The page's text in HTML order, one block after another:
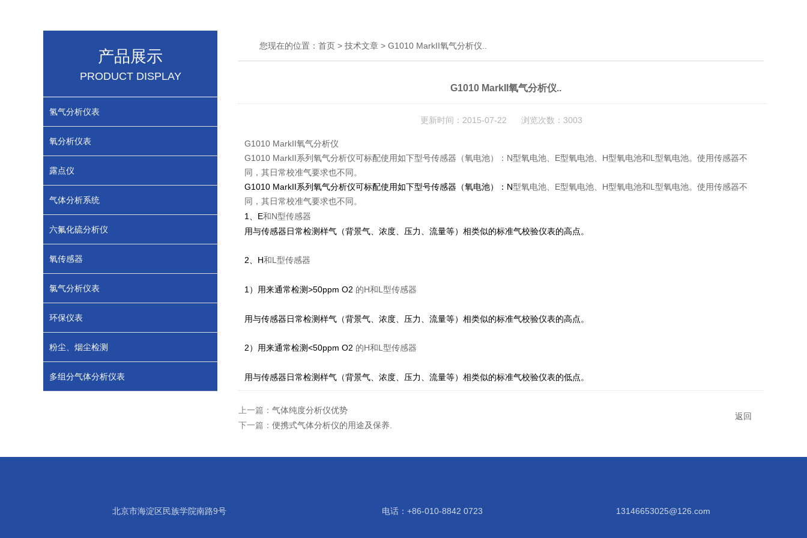
产品展示
PRODUCT DISPLAY
氢气分析仪表
氧分析仪表
露点仪
气体分析系统
六氟化硫分析仪
氧传感器
氯气分析仪表
环保仪表
粉尘、烟尘检测
多组分气体分析仪表
您现在的位置： 首页 > 技术文章 > G1010 MarkII氧气分析仪..
G1010 MarkII氧气分析仪..
更新时间：2015-07-22 浏览次数：3003
G1010 MarkII氧气分析仪
G1010 MarkII系列氧气分析仪可标配使用如下型号传感器（氧电池）：N型氧电池、E型氧电池、H型氧电池和L型氧电池。使用传感器不
同，其日常校准气要求也不同。
G1010 MarkII系列氧气分析仪可标配使用如下型号传感器（氧电池）： N型氧电池、 E型氧电池、 H型氧电池和 L 型氧电池。使用传感器不
同，其日常校准气要求也不同。
1 、 E和 N型传感器
用与传感器日常检测样气（背景气、浓度、压力、流量等）相类似的标准气校验仪表的高点。
2、 H和 L 型传感器
1 ）用来通常检测 >50ppm O2 的H和 L 型传感器
用与传感器日常检测样气（背景气、浓度、压力、流量等）相类似的标准气校验仪表的高点。
2 ）用来通常检测 <50ppm O2 的H和 L 型传感器
用与传感器日常检测样气（背景气、浓度、压力、流量等）相类似的标准气校验仪表的低点。
上一篇： 气体纯度分析仪优势
下一篇： 便携式气体分析仪的用途及保养.
返回
北京市海淀区民族学院南路9号 电话：+86-010-8842 0723 13146653025@126.com